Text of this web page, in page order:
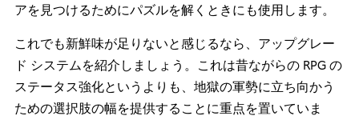
アを見つけるためにパズルを解くときにも使用します。
これでも新鮮味が足りないと感じるなら、アップグレー
ド システムを紹介しましょう。これは昔ながらの RPG の
ステータス強化というよりも、地獄の軍勢に立ち向かう
ための選択肢の幅を提供することに重点を置いていま